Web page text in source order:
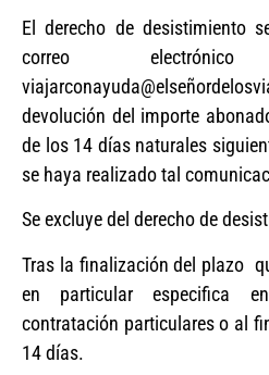
El derecho de desistimiento
correo
devolución del importe
de los 14 días naturales
se haya realizado tal
Se excluye del derecho de
Tras la finalización del plazo
en particular especifica
contratación particulares o al
14 días.